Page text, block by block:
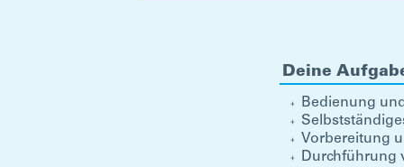
Deine
Bedienung
Vorbereitung
Durchführung